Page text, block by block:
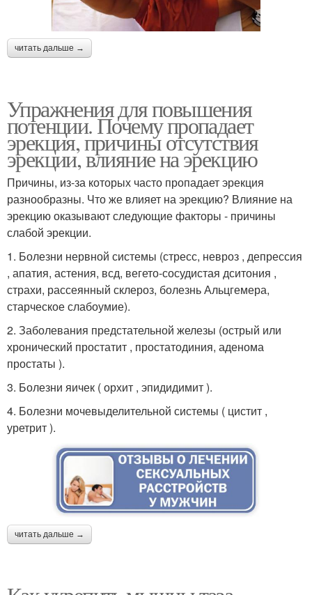
читать дальше →
Упражнения для повышения
потенции. Почему пропадает
эрекция, причины отсутствия
эрекции, влияние на эрекцию
Причины, из-за которых часто пропадает эрекция
разнообразны. Что же влияет на эрекцию? Влияние на
эрекцию оказывают следующие факторы - причины
слабой эрекции.
1. Болезни нервной системы (стресс, невроз , депрессия
, апатия, астения, всд, вегето-сосудистая дситония ,
страхи, рассеянный склероз, болезнь Альцгемера,
старческое слабоумие).
2. Заболевания предстательной железы (острый или
хронический простатит , простатодиния, аденома
простаты ).
3. Болезни яичек ( орхит , эпидидимит ).
4. Болезни мочевыделительной системы ( цистит ,
уретрит ).
читать дальше →